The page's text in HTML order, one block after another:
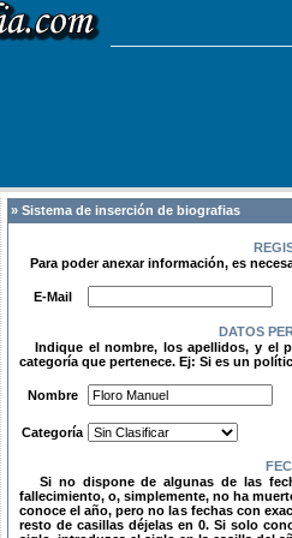
» Sistema de inserción de biografias
Para poder anexar información, es
E-Mail
DATOS
Indique el nombre, los apellidos, y el
categoría que pertenece. Ej: Si es un
Nombre
Categoría
Si no dispone de algunas de las
fallecimiento, o, simplemente, no ha
conoce el año, pero no las fechas con
resto de casillas déjelas en 0. Si solo